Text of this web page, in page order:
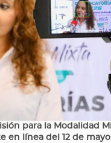
para la Modalidad
en línea del 12 de mayo